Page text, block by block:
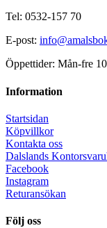
Tel: 0532-157 70
E-post:
Öppettider: Mån-fre
Information
Startsidan
Köpvillkor
Kontakta oss
Dalslands
Facebook
Instagram
Returansökan
Följ oss